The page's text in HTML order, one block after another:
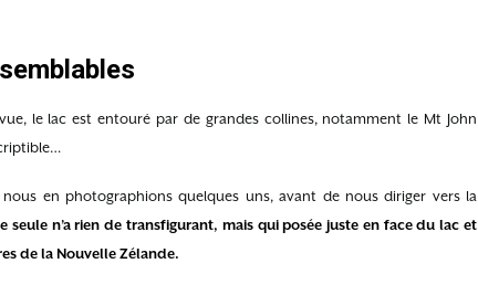
le lac est entouré par de grandes collines, notamment le Mt John
en photographions quelques uns, avant de nous diriger vers la
n’a rien de transfigurant, mais qui posée juste en face du lac et
de la Nouvelle Zélande.